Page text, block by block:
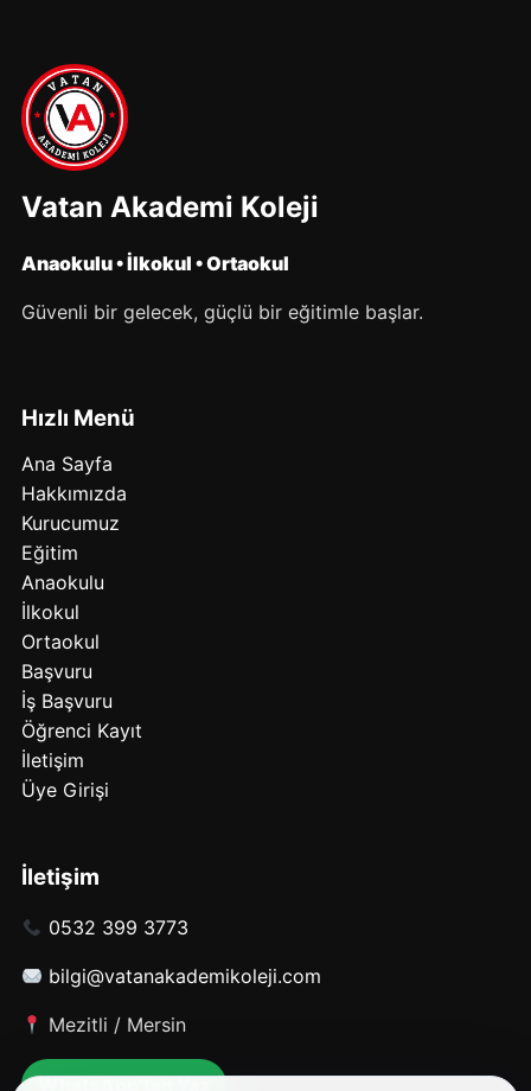
Vatan Akademi Koleji
Anaokulu • İlkokul • Ortaokul
Güvenli bir gelecek, güçlü bir eğitimle başlar.
Hızlı Menü
Ana Sayfa
Hakkımızda
Kurucumuz
Eğitim
Anaokulu
İlkokul
Ortaokul
Başvuru
İş Başvuru
Öğrenci Kayıt
İletişim
Üye Girişi
İletişim
0532 399 3773
bilgi@vatanakademikoleji.com
Mezitli / Mersin